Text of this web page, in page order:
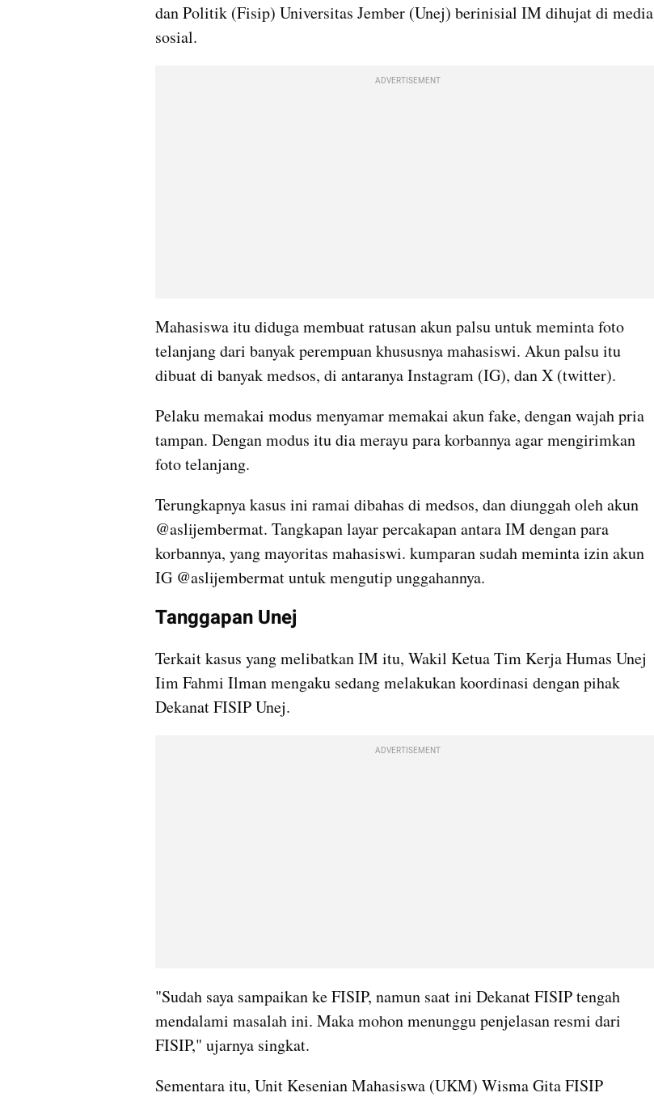
dan Politik (Fisip) Universitas Jember (Unej) berinisial IM dihujat di media
sosial.
ADVERTISEMENT
Mahasiswa itu diduga membuat ratusan akun palsu untuk meminta foto
telanjang dari banyak perempuan khususnya mahasiswi. Akun palsu itu
dibuat di banyak medsos, di antaranya Instagram (IG), dan X (twitter).
Pelaku memakai modus menyamar memakai akun fake, dengan wajah pria
tampan. Dengan modus itu dia merayu para korbannya agar mengirimkan
foto telanjang.
Terungkapnya kasus ini ramai dibahas di medsos, dan diunggah oleh akun
@aslijembermat. Tangkapan layar percakapan antara IM dengan para
korbannya, yang mayoritas mahasiswi. kumparan sudah meminta izin akun
IG @aslijembermat untuk mengutip unggahannya.
Tanggapan Unej
Terkait kasus yang melibatkan IM itu, Wakil Ketua Tim Kerja Humas Unej
Iim Fahmi Ilman mengaku sedang melakukan koordinasi dengan pihak
Dekanat FISIP Unej.
ADVERTISEMENT
"Sudah saya sampaikan ke FISIP, namun saat ini Dekanat FISIP tengah
mendalami masalah ini. Maka mohon menunggu penjelasan resmi dari
FISIP," ujarnya singkat.
Sementara itu, Unit Kesenian Mahasiswa (UKM) Wisma Gita FISIP